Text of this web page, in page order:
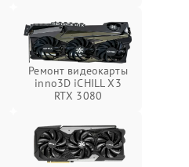
Ремонт видеокарты
inno3D iCHILL X3
RTX 3080